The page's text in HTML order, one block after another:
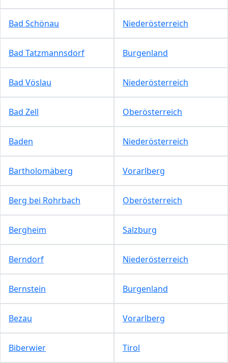
Bad Schönau Niederösterreich
Bad Tatzmannsdorf Burgenland
Bad Vöslau Niederösterreich
Bad Zell Oberösterreich
Baden Niederösterreich
Bartholomäberg Vorarlberg
Berg bei Rohrbach Oberösterreich
Bergheim Salzburg
Berndorf Niederösterreich
Bernstein Burgenland
Bezau Vorarlberg
Biberwier Tirol